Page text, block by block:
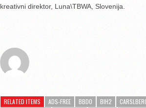
kreativni direktor, Luna\TBWA, Slovenija.
RELATED ITEMS ADS-FREE BBDO BIH2